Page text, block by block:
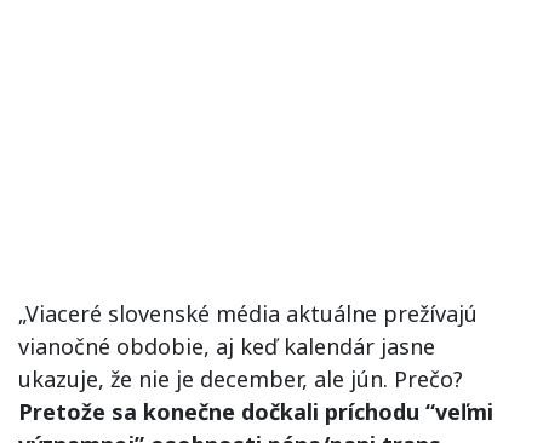
„Viaceré slovenské média aktuálne prežívajú
vianočné obdobie, aj keď kalendár jasne
ukazuje, že nie je december, ale jún. Prečo?
Pretože sa konečne dočkali príchodu “veľmi